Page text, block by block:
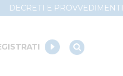
DECRETI E PROVVEDIMENTI